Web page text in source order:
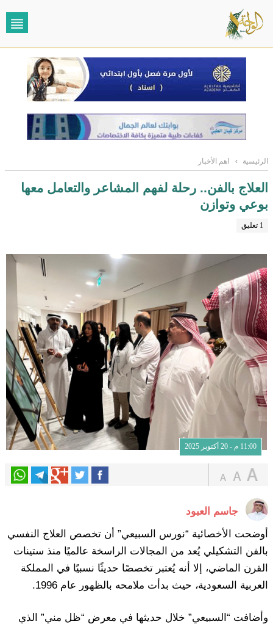
الرئيسية › اهم الأخبار
العلاج بالفن.. رحلة لفهم المشاعر والتعامل معها
بوعي وتوازن
1 تعليق
11:00 م - 20 أكتوبر 2025
جاسم العبود
أوضحت الأخصائية “نورس السبيعي” أن تخصص العلاج النفسي
بالفن التشكيلي يُعد من المجالات الراسخة عالميًا منذ ستينات
القرن الماضي، إلا أنه يُعتبر تخصصًا حديثًا نسبيًا في المملكة
العربية السعودية، حيث بدأت ملامحه بالظهور عام 1996.
وأضافت “السبيعي” خلال حديثها في معرض “ظل مني” الذي